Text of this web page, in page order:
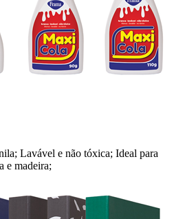
Lavável e não tóxica; Ideal para
e madeira;